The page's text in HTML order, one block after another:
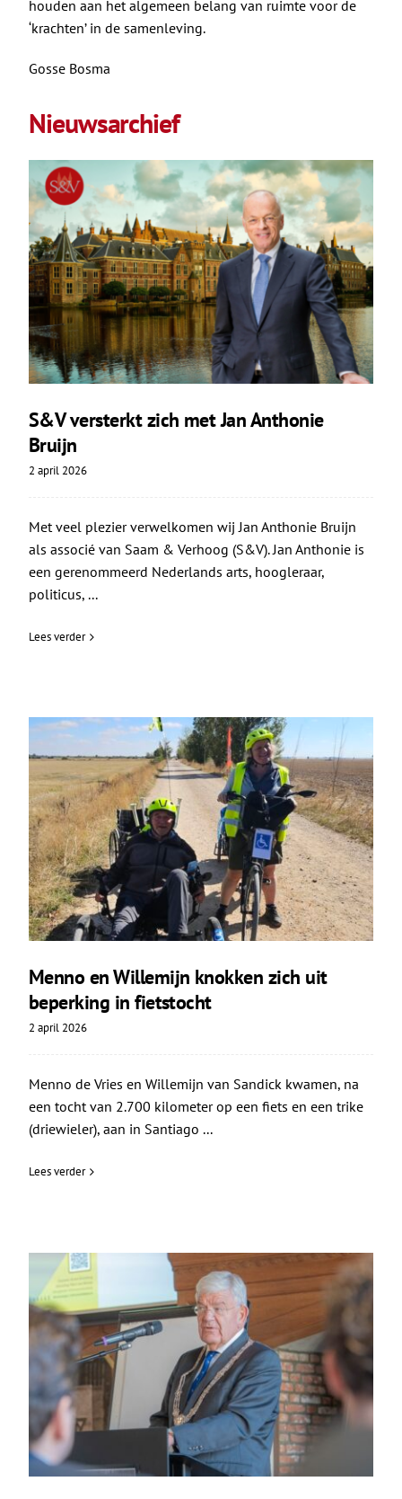
houden aan het algemeen belang van ruimte voor de
‘krachten’ in de samenleving.
Gosse Bosma
Nieuwsarchief
S&V versterkt zich met Jan Anthonie
Bruijn
2 april 2026
Met veel plezier verwelkomen wij Jan Anthonie Bruijn
als associé van Saam & Verhoog (S&V). Jan Anthonie is
een gerenommeerd Nederlands arts, hoogleraar,
politicus, ...
Lees verder
Menno en Willemijn knokken zich uit
beperking in fietstocht
2 april 2026
Menno de Vries en Willemijn van Sandick kwamen, na
een tocht van 2.700 kilometer op een fiets en een trike
(driewieler), aan in Santiago ...
Lees verder